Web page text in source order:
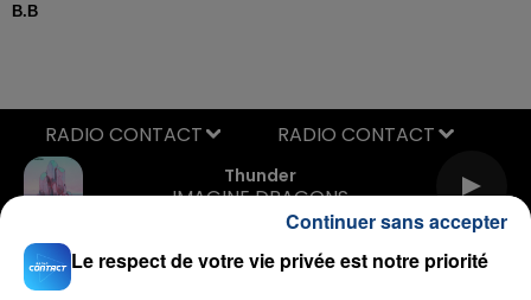
B.B
Thunder
IMAGINE DRAGONS
RADIO CONTACT
Le respect de votre vie privée est notre priorité
Continuer sans accepter